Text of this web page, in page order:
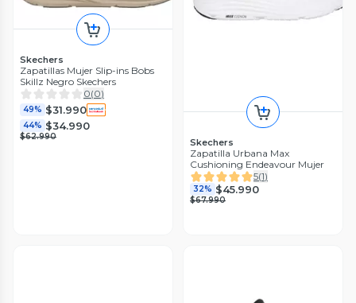
Skechers
Zapatillas Mujer Slip-ins Bobs
Skillz Negro Skechers
0(0)
49% $31.990
44% $34.990
$62.990
Skechers
Zapatilla Urbana Max
Cushioning Endeavour Mujer
5(1)
32% $45.990
$67.990